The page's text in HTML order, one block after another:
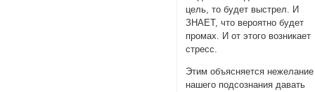
цель, то будет выстрел. И
ЗНАЕТ, что вероятно будет
промах. И от этого возникает
стресс.
Этим объясняется нежелание
нашего подсознания давать